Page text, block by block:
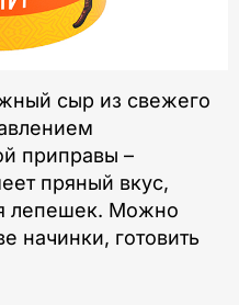
сыр из свежего
приправы –
пряный вкус,
лепешек. Можно
начинки, готовить